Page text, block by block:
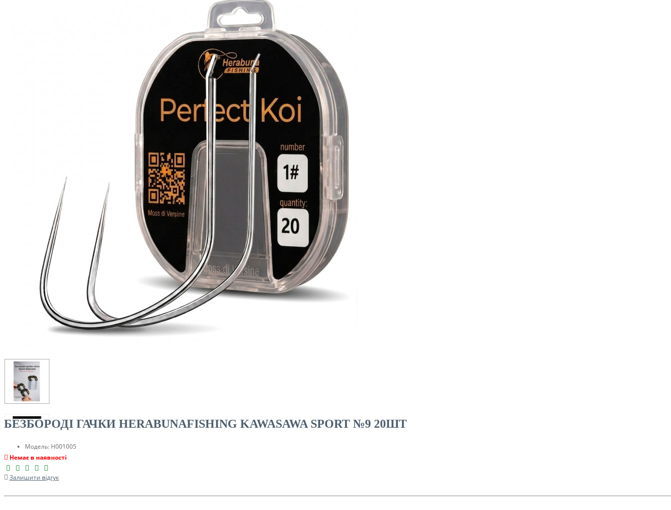
ЧОВНИ ТА МОТОРИ
ТУРИЗМ
БЕЗБОРОДІ ГАЧКИ HERABUNAFISHING KAWASAWA SPORT №9 20ШТ
Модель: H001005
Немає в наявності
Залишити відгук